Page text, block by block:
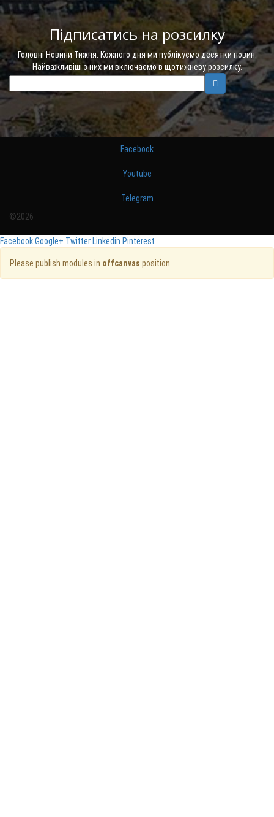
Підписатись на розсилку
Головні Новини Тижня. Кожного дня ми публікуємо десятки новин.
Найважливіші з них ми включаємо в щотижневу розсилку.
Facebook
Youtube
Telegram
©2026
FacebookGoogle+ TwitterLinkedin Pinterest
Please publish modules in offcanvas position.